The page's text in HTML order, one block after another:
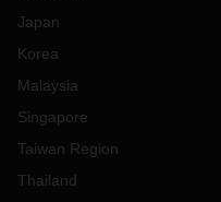
Japan
Korea
Malaysia
Singapore
Taiwan Region
Thailand